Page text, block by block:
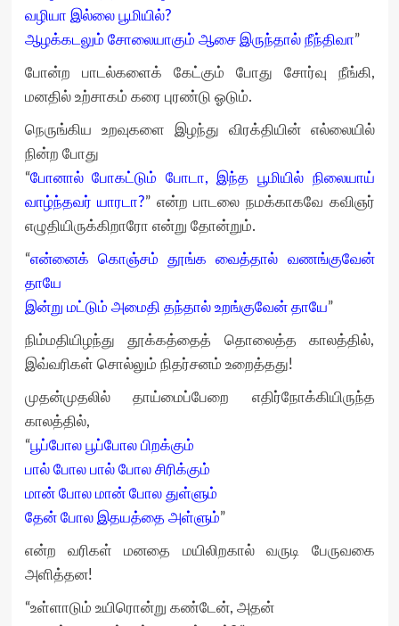
வழியா இல்லை பூமியில்?
ஆழக்கடலும் சோலையாகும் ஆசை இருந்தால் நீந்திவா”
போன்ற பாடல்களைக் கேட்கும் போது சோர்வு நீங்கி,
மனதில் உற்சாகம் கரை புரண்டு ஓடும்.
நெருங்கிய உறவுகளை இழந்து விரக்தியின் எல்லையில்
நின்ற போது
“போனால் போகட்டும் போடா, இந்த பூமியில் நிலையாய்
வாழ்ந்தவர் யாரடா?” என்ற பாடலை நமக்காகவே கவிஞர்
எழுதியிருக்கிறாரோ என்று தோன்றும்.
“என்னைக் கொஞ்சம் தூங்க வைத்தால் வணங்குவேன்
தாயே
இன்று மட்டும் அமைதி தந்தால் உறங்குவேன் தாயே”
நிம்மதியிழந்து தூக்கத்தைத் தொலைத்த காலத்தில்,
இவ்வரிகள் சொல்லும் நிதர்சனம் உறைத்தது!
முதன்முதலில் தாய்மைப்பேறை எதிர்நோக்கியிருந்த
காலத்தில்,
“பூப்போல பூப்போல பிறக்கும்
பால் போல பால் போல சிரிக்கும்
மான் போல மான் போல துள்ளும்
தேன் போல இதயத்தை அள்ளும்”
என்ற வரிகள் மனதை மயிலிறகால் வருடி பேருவகை
அளித்தன!
“உள்ளாடும் உயிரொன்று கண்டேன், அதன்